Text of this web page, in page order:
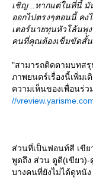
เชิญ ..หากแต่ในที่นี้ มั
ออกไปตรงๆตอนนี้ คง
เตอร์นายทุนหัวโล้นพุ
คนที่คุณต้องเข็มขัดสั้
"สามารถติดตามบทส
ภาพยนตร์เรื่องนี้เพิ่ม
ความเห็นของเพื่อนร่
//
ส่วนที่เป็นฟอนท์สี เขีย
พูดถึง ส่วน ดูดี(เขียว)-
บางคนที่ยังไม่ได้ดูหนั